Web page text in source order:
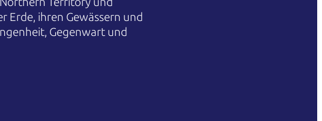
Erde, ihren Gewässern und
Gegenwart und